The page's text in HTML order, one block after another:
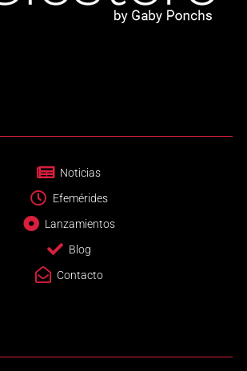
Noticias
Efemérides
Lanzamientos
Blog
Contacto